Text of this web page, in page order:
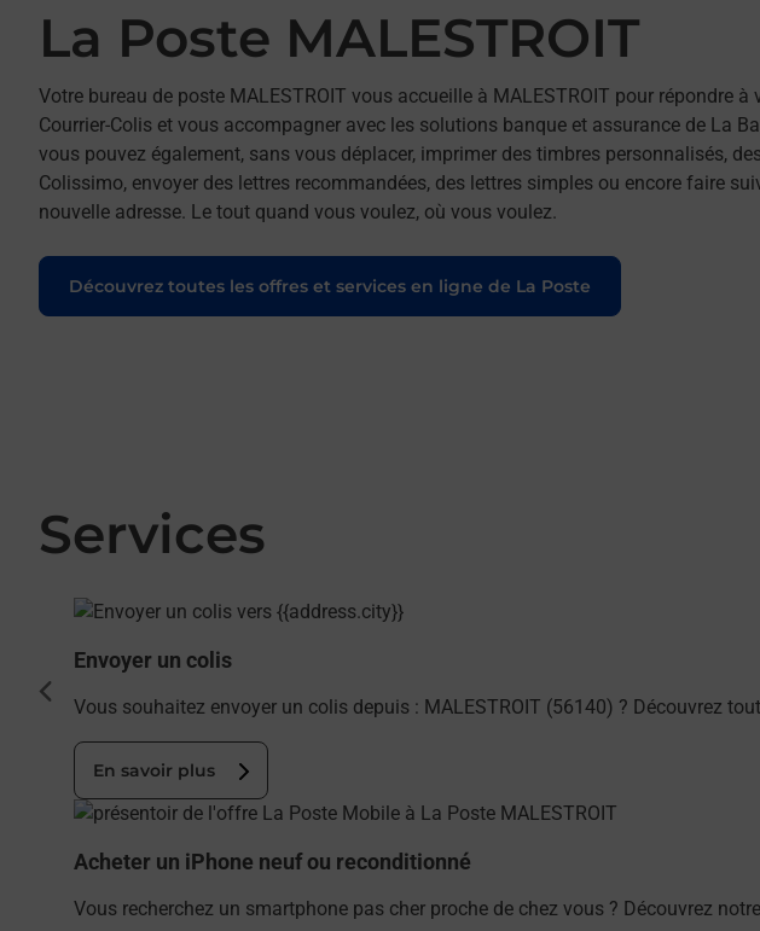
La Poste MALESTROIT
Votre bureau de poste MALESTROIT vous accueille à MALESTROIT pour répondre
Courrier-Colis et vous accompagner avec les solutions banque et assurance de La
vous pouvez également, sans vous déplacer, imprimer des timbres personnalisés,
Colissimo, envoyer des lettres recommandées, des lettres simples ou encore faire
nouvelle adresse. Le tout quand vous voulez, où vous voulez.
Découvrez toutes les offres et services en ligne de La Poste
Services
En savoir plus
Envoyer un colis
Vous souhaitez envoyer un colis depuis : MALESTROIT (56140) ? Découvrez
En savoir plus
En savoir plus
Acheter un iPhone neuf ou reconditionné
Vous recherchez un smartphone pas cher proche de chez vous ? Découvrez